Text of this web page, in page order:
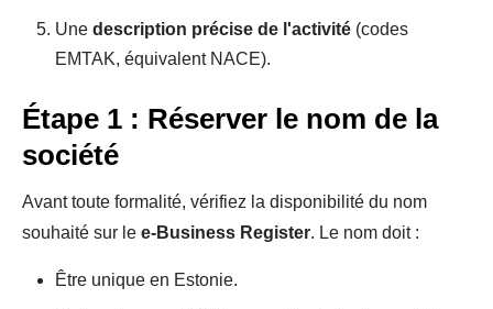
Une description précise de l'activité (codes
EMTAK, équivalent NACE).
Étape 1 : Réserver le nom de la
société
Avant toute formalité, vérifiez la disponibilité du nom
souhaité sur le e-Business Register. Le nom doit :
Être unique en Estonie.